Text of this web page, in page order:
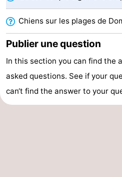
Oosterschelde
Burgh
Haamstede
-
Nature
Kop
van
Schouwen
Walcheren
-
Veere
-
Nature
-
Chiens sur les plages de
Publier une question
In this section you can find the
asked questions. See if your
can‘t find the answer to your